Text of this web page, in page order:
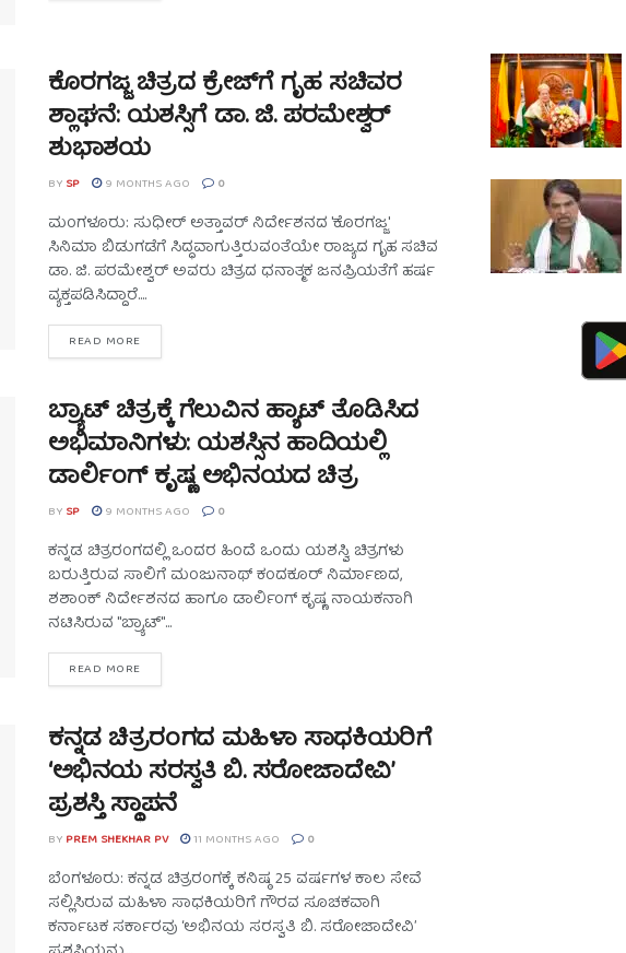
ಕೊರಗಜ್ಜ ಚಿತ್ರದ ಕ್ರೇಜ್‌ಗೆ ಗೃಹ ಸಚಿವರ
ಶ್ಲಾಘನೆ: ಯಶಸ್ಸಿಗೆ ಡಾ. ಜಿ. ಪರಮೇಶ್ವರ್
ಶುಭಾಶಯ
BY SP 9 MONTHS AGO 0
ಮಂಗಳೂರು: ಸುಧೀರ್ ಅತ್ತಾವರ್ ನಿರ್ದೇಶನದ 'ಕೊರಗಜ್ಜ'
ಸಿನಿಮಾ ಬಿಡುಗಡೆಗೆ ಸಿದ್ಧವಾಗುತ್ತಿರುವಂತೆಯೇ ರಾಜ್ಯದ ಗೃಹ ಸಚಿವ
ಡಾ. ಜಿ. ಪರಮೇಶ್ವರ್ ಅವರು ಚಿತ್ರದ ಧನಾತ್ಮಕ ಜನಪ್ರಿಯತೆಗೆ ಹರ್ಷ
ವ್ಯಕ್ತಪಡಿಸಿದ್ದಾರೆ....
READ MORE
ಬ್ರ್ಯಾಟ್ ಚಿತ್ರಕ್ಕೆ ಗೆಲುವಿನ ಹ್ಯಾಟ್ ತೊಡಿಸಿದ
ಅಭಿಮಾನಿಗಳು: ಯಶಸ್ಸಿನ ಹಾದಿಯಲ್ಲಿ
ಡಾರ್ಲಿಂಗ್ ಕೃಷ್ಣ ಅಭಿನಯದ ಚಿತ್ರ
BY SP 9 MONTHS AGO 0
ಕನ್ನಡ ಚಿತ್ರರಂಗದಲ್ಲಿ ಒಂದರ ಹಿಂದೆ ಒಂದು ಯಶಸ್ವಿ ಚಿತ್ರಗಳು
ಬರುತ್ತಿರುವ ಸಾಲಿಗೆ ಮಂಜುನಾಥ್ ಕಂದಕೂರ್ ನಿರ್ಮಾಣದ,
ಶಶಾಂಕ್ ನಿರ್ದೇಶನದ ಹಾಗೂ ಡಾರ್ಲಿಂಗ್ ಕೃಷ್ಣ ನಾಯಕನಾಗಿ
ನಟಿಸಿರುವ "ಬ್ರ್ಯಾಟ್"...
READ MORE
ಕನ್ನಡ ಚಿತ್ರರಂಗದ ಮಹಿಳಾ ಸಾಧಕಿಯರಿಗೆ
‘ಅಭಿನಯ ಸರಸ್ವತಿ ಬಿ. ಸರೋಜಾದೇವಿ’
ಪ್ರಶಸ್ತಿ ಸ್ಥಾಪನೆ
BY PREM SHEKHAR PV 11 MONTHS AGO 0
ಬೆಂಗಳೂರು: ಕನ್ನಡ ಚಿತ್ರರಂಗಕ್ಕೆ ಕನಿಷ್ಠ 25 ವರ್ಷಗಳ ಕಾಲ ಸೇವೆ
ಸಲ್ಲಿಸಿರುವ ಮಹಿಳಾ ಸಾಧಕಿಯರಿಗೆ ಗೌರವ ಸೂಚಕವಾಗಿ
ಕರ್ನಾಟಕ ಸರ್ಕಾರವು ‘ಅಭಿನಯ ಸರಸ್ವತಿ ಬಿ. ಸರೋಜಾದೇವಿ’